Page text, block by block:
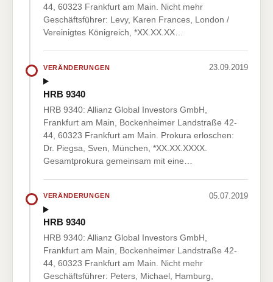
44, 60323 Frankfurt am Main. Nicht mehr
Geschäftsführer: Levy, Karen Frances, London /
Vereinigtes Königreich, *XX.XX.XX…
VERÄNDERUNGEN 23.09.2019
HRB 9340
HRB 9340: Allianz Global Investors GmbH,
Frankfurt am Main, Bockenheimer Landstraße 42-
44, 60323 Frankfurt am Main. Prokura erloschen:
Dr. Piegsa, Sven, München, *XX.XX.XXXX.
Gesamtprokura gemeinsam mit eine…
VERÄNDERUNGEN 05.07.2019
HRB 9340
HRB 9340: Allianz Global Investors GmbH,
Frankfurt am Main, Bockenheimer Landstraße 42-
44, 60323 Frankfurt am Main. Nicht mehr
Geschäftsführer: Peters, Michael, Hamburg,